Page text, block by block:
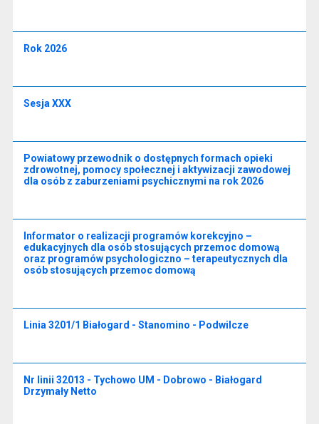
Rok 2026
Sesja XXX
Powiatowy przewodnik o dostępnych formach opieki
zdrowotnej, pomocy społecznej i aktywizacji zawodowej
dla osób z zaburzeniami psychicznymi na rok 2026
Informator o realizacji programów korekcyjno –
edukacyjnych dla osób stosujących przemoc domową
oraz programów psychologiczno – terapeutycznych dla
osób stosujących przemoc domową
Linia 3201/1 Białogard - Stanomino - Podwilcze
Nr linii 32013 - Tychowo UM - Dobrowo - Białogard
Drzymały Netto